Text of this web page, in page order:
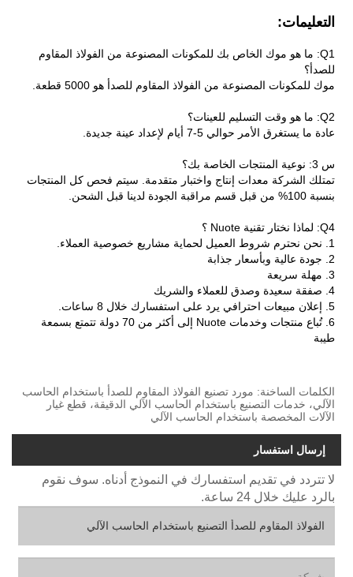
التعليمات:
Q1: ما هو موك الخاص بك للمكونات المصنوعة من الفولاذ المقاوم
للصدأ؟
موك للمكونات المصنوعة من الفولاذ المقاوم للصدأ هو 5000 قطعة.
Q2: ما هو وقت التسليم للعينات؟
عادة ما يستغرق الأمر حوالي 5-7 أيام لإعداد عينة جديدة.
س 3: نوعية المنتجات الخاصة بك؟
تمتلك الشركة معدات إنتاج واختبار متقدمة. سيتم فحص كل المنتجات
بنسبة 100% من قبل قسم مراقبة الجودة لدينا قبل الشحن.
Q4: لماذا نختار تقنية Nuote ؟
1. نحن نحترم شروط العميل لحماية مشاريع خصوصية العملاء.
2. جودة عالية وبأسعار جذابة
3. مهلة سريعة
4. صفقة سعيدة وصدق للعملاء والشريك
5. إعلان مبيعات احترافي يرد على استفسارك خلال 8 ساعات.
6. تُباع منتجات وخدمات Nuote إلى أكثر من 70 دولة تتمتع بسمعة
طيبة
الكلمات الساخنة: مورد تصنيع الفولاذ المقاوم للصدأ باستخدام الحاسب
الآلي، خدمات التصنيع باستخدام الحاسب الآلي الدقيقة، قطع غيار
الآلات المخصصة باستخدام الحاسب الآلي
إرسال استفسار
لا تتردد في تقديم استفسارك في النموذج أدناه. سوف نقوم
بالرد عليك خلال 24 ساعة.